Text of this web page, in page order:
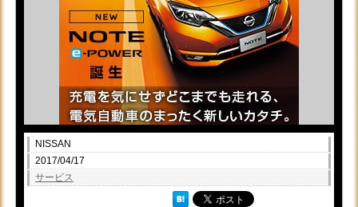
NISSAN
2017/04/17
サービス